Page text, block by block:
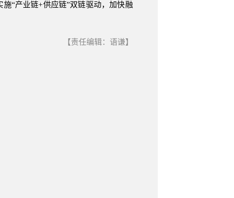
“产业链+供应链”双链驱动，加快融
【责任编辑：语谦】